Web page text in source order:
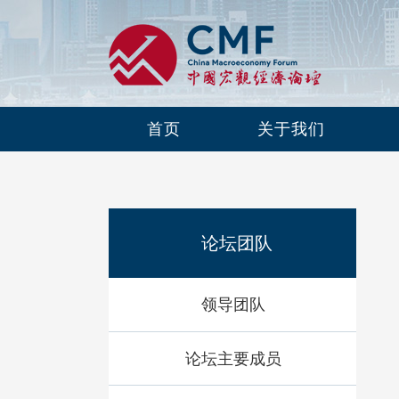
首页 关于我们
论坛团队
领导团队
论坛主要成员